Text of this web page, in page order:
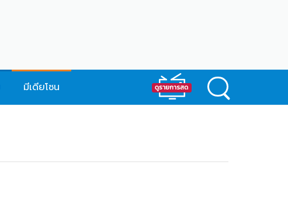
มีเดียโซน